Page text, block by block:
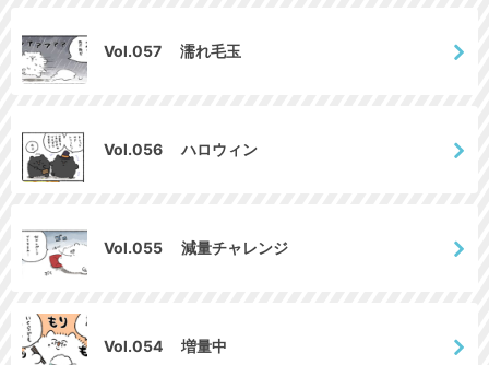
Vol.057 濡れ毛玉
Vol.056 ハロウィン
Vol.055 減量チャレンジ
Vol.054 増量中